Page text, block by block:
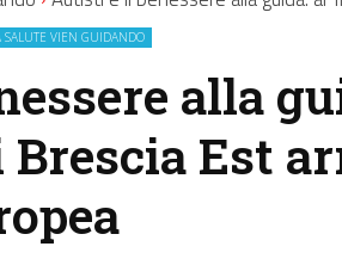
SALUTE VIEN GUIDANDO
alla
Est